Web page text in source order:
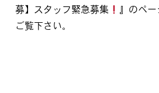
募】スタッフ緊急募集
』のペー
ご覧下さい。